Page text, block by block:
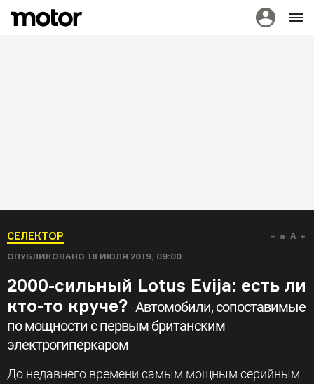
СЕЛЕКТОР
ОПУБЛИКОВАНО 18 ИЮЛЯ 2019, 09:00
a A
2000-сильный Lotus Evija: есть ли
кто-то круче? Автомобили, сопоставимые
по мощности с первым британским
электрогиперкаром
До недавнего времени самым мощным серийным